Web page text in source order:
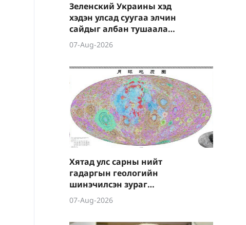
Зеленский Украины хэд
хэдэн улсад суугаа элчин
сайдыг албан тушаалаас
нь чөлөөлөв
07-Aug-2026
Хятад улс сарны нийт
гадаргын геологийн
шинэчилсэн зураг
боловсруулжээ
07-Aug-2026